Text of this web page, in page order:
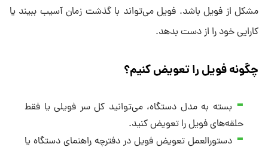
مشکل از فویل باشد. فویل می‌تواند با گذشت زمان آسیب ببیند یا
کارایی خود را از دست بدهد.
چگونه فویل را تعویض کنیم؟
بسته به مدل دستگاه، می‌توانید کل سر فویلی یا فقط
حلقه‌های فویل را تعویض کنید.
دستورالعمل تعویض فویل در دفترچه راهنمای دستگاه یا